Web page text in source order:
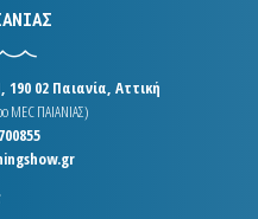
02 Παιανία, Αττική
MEC ΠΑΙΑΝΙΑΣ)